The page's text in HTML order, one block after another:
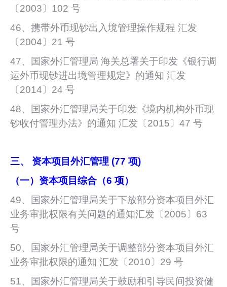
〔2003〕102 号
46、携带外币现钞出入境管理操作规程 汇发
〔2004〕21 号
47、国家外汇管理局 海关总署关于印发《银行调
运外币现钞进出境管理规定》的通知 汇发
〔2014〕24 号
48、国家外汇管理局关于印发《境内机构外币现
钞收付管理办法》的通知 汇发〔2015〕47 号
三、 资本项目外汇管理 (77 项)
（一）资本项目综合（6 项）
49、国家外汇管理局关于下放部分资本项目外汇
业务审批权限有关问题的通知汇发〔2005〕63
号
50、国家外汇管理局关于调整部分资本项目外汇
业务审批权限的通知 汇发〔2010〕29 号
51、国家外汇管理局关于鼓励和引导民间投资健